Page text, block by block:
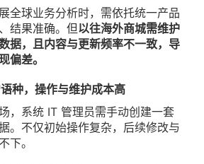
全球业务分析时，需依托统一产品
结果准确。但以往海外商城需维护
据，且内容与更新频率不一致，导
偏差。
种，操作与维护成本高
，系统 IT 管理员需手动创建一套
。不仅初始操作复杂，后续修改与
下。